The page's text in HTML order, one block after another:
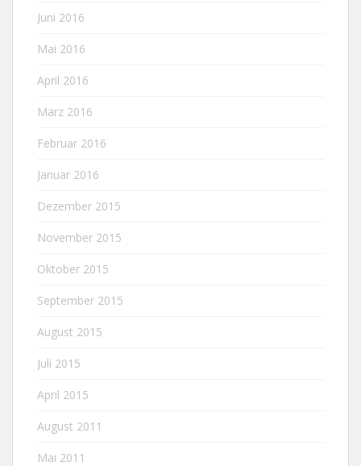
Juni 2016
Mai 2016
April 2016
März 2016
Februar 2016
Januar 2016
Dezember 2015
November 2015
Oktober 2015
September 2015
August 2015
Juli 2015
April 2015
August 2011
Mai 2011